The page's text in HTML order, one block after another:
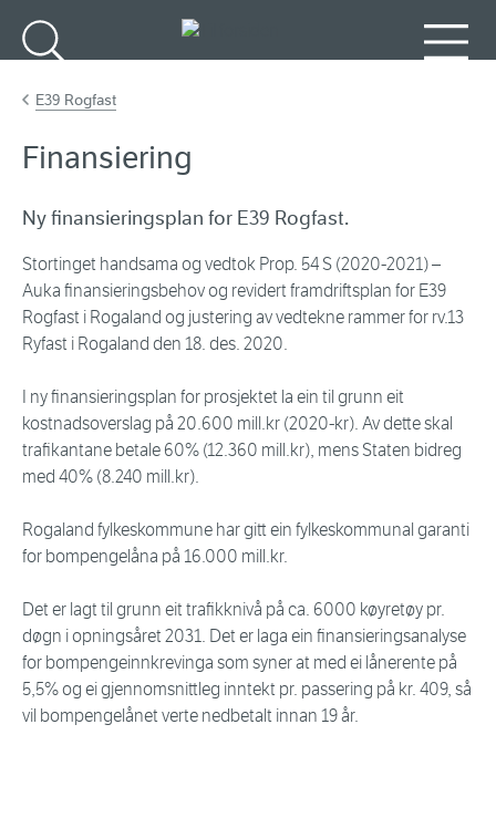
E39 Rogfast
Finansiering
Ny finansieringsplan for E39 Rogfast.
Stortinget handsama og vedtok Prop. 54 S (2020-2021) –
Auka finansieringsbehov og revidert framdriftsplan for E39
Rogfast i Rogaland og justering av vedtekne rammer for rv.13
Ryfast i Rogaland den 18. des. 2020.
I ny finansieringsplan for prosjektet la ein til grunn eit
kostnadsoverslag på 20.600 mill.kr (2020-kr). Av dette skal
trafikantane betale 60% (12.360 mill.kr), mens Staten bidreg
med 40% (8.240 mill.kr).
Rogaland fylkeskommune har gitt ein fylkeskommunal garanti
for bompengelåna på 16.000 mill.kr.
Det er lagt til grunn eit trafikknivå på ca. 6000 køyretøy pr.
døgn i opningsåret 2031. Det er laga ein finansieringsanalyse
for bompengeinnkrevinga som syner at med ei lånerente på
5,5% og ei gjennomsnittleg inntekt pr. passering på kr. 409, så
vil bompengelånet verte nedbetalt innan 19 år.